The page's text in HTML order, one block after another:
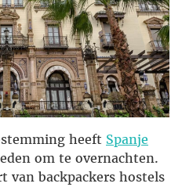
heeft Spanje
om te overnachten.
van backpackers hostels